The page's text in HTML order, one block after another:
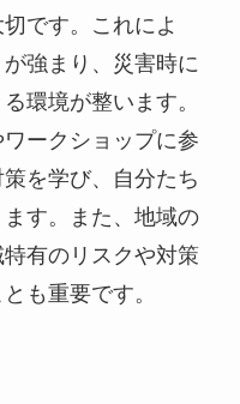
です。これによ
強まり、災害時に
環境が整います。
ークショップに参
を学び、自分たち
す。また、地域の
有のリスクや対策
も重要です。